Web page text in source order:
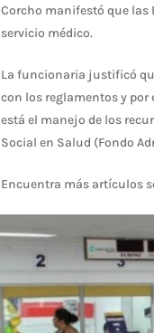
Corcho manifestó que las
servicio médico.
La funcionaria justificó
con los reglamentos y por
está el manejo de los
Social en Salud (Fondo
Encuentra más artículos